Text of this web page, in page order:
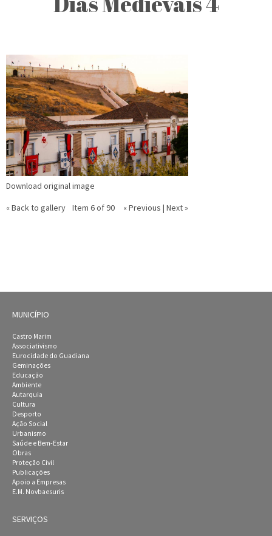
Download original image
« Back to gallery
Item 6 of 90 « Previous | Next »
MUNICÍPIO
Castro Marim
Associativismo
Eurocidade do Guadiana
Geminações
Educação
Ambiente
Autarquia
Cultura
Desporto
Ação Social
Urbanismo
Saúde e Bem-Estar
Obras
Proteção Civil
Publicações
Apoio a Empresas
E.M. Novbaesuris
SERVIÇOS